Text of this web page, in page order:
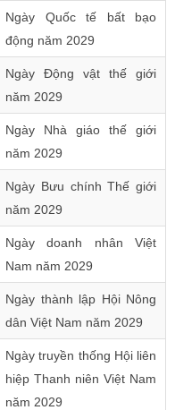
Ngày Quốc tế bất bạo
động năm 2029
Ngày Động vật thế giới
năm 2029
Ngày Nhà giáo thế giới
năm 2029
Ngày Bưu chính Thế giới
năm 2029
Ngày doanh nhân Việt
Nam năm 2029
Ngày thành lập Hội Nông
dân Việt Nam năm 2029
Ngày truyền thống Hội liên
hiệp Thanh niên Việt Nam
năm 2029